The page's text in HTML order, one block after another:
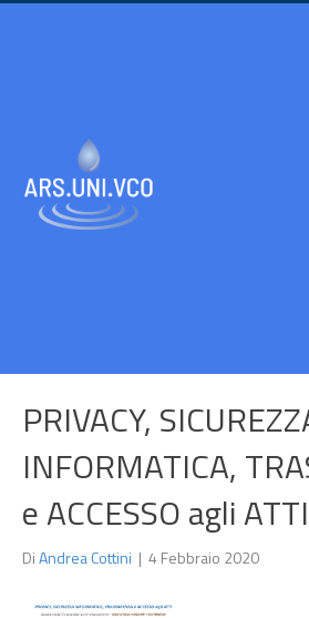
PRIVACY,
INFORMATICA,
e ACCESSO agli
DiAndrea Cottini | 4 Febbraio 2020